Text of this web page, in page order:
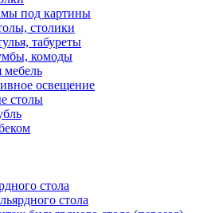
под картины
столики
табуреты
комоды
мебель
освещение
столы
стола
стола